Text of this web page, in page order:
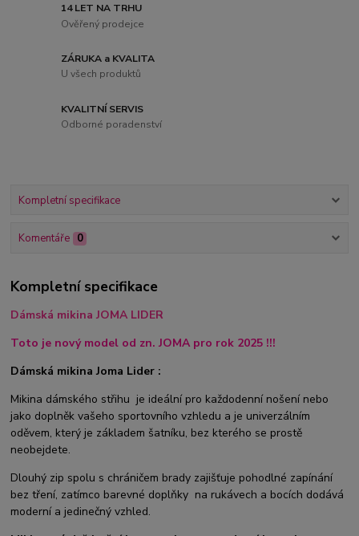
14 LET NA TRHU
Ověřený prodejce
ZÁRUKA a KVALITA
U všech produktů
KVALITNÍ SERVIS
Odborné poradenství
Kompletní specifikace
Komentáře 0
Kompletní specifikace
Dámská mikina JOMA LIDER
Toto je nový model od zn. JOMA pro rok 2025 !!!
Dámská mikina Joma Lider :
Mikina dámského střihu je ideální pro každodenní nošení nebo
jako doplněk vašeho sportovního vzhledu a je univerzálním
oděvem, který je základem šatníku, bez kterého se prostě
neobejdete.
Dlouhý zip spolu s chráničem brady zajišťuje pohodlné zapínání
bez tření, zatímco barevné doplňky na rukávech a bocích dodává
moderní a jedinečný vzhled.